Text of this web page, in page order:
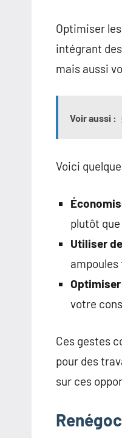
Optimiser
intégrant des
mais aussi
Voir aussi :
Voici
plutôt
Utiliser
votre
Ces gestes
pour des
sur ces